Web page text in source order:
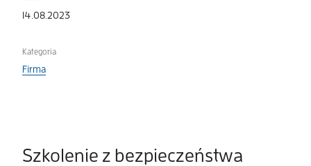
14.08.2023
Kategoria
Firma
Szkolenie z bezpieczeństwa